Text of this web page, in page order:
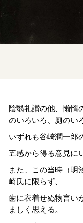
陰翳礼讃の他、懶惰
のいろいろ、厠のい
いずれも谷崎潤一郎
五感から得る意見に
また、この当時（明
崎氏に限らず、
歯に衣着せぬ物言い
ましく思える。